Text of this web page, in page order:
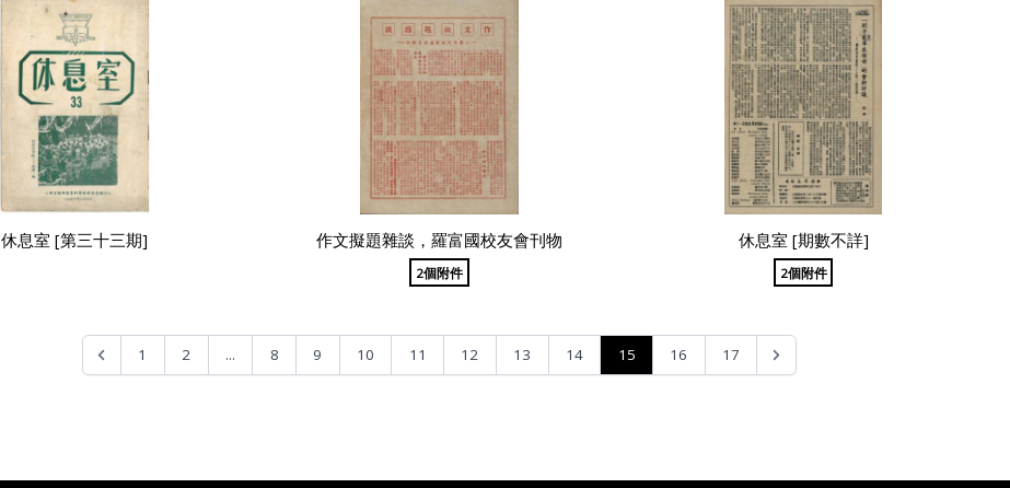
休息室 [第三十三期] 作文擬題雜談，羅富國校友會刊物
2個附件
休息室 [期數不詳]
2個附件
1 2 ... 8 9 10 11 12 13 14 15 16 17